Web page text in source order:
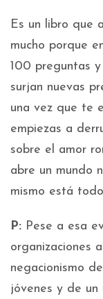
Es un libro que
mucho porque
100 preguntas
surjan nuevas
una vez que te
empiezas a
sobre el amor
abre un mundo
mismo está
P: Pese a esa
organizaciones
negacionismo
jóvenes y de un